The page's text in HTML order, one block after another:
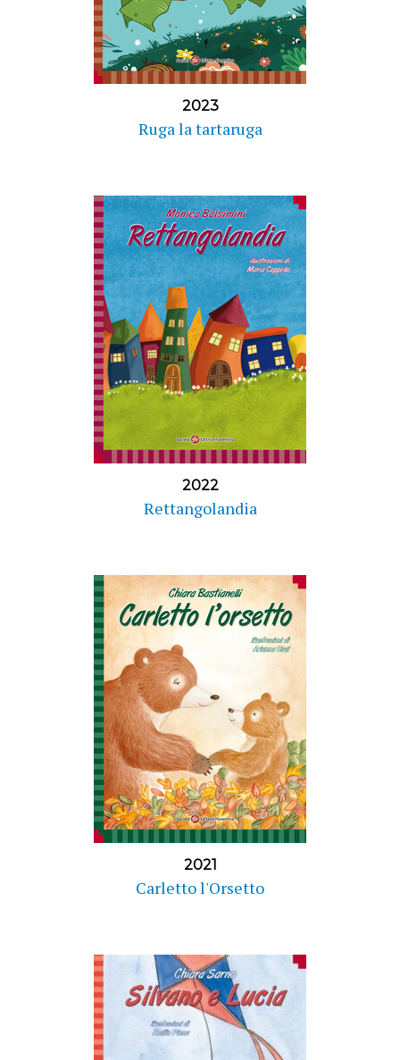
2023
Ruga la tartaruga
2022
Rettangolandia
2021
Carletto l'Orsetto